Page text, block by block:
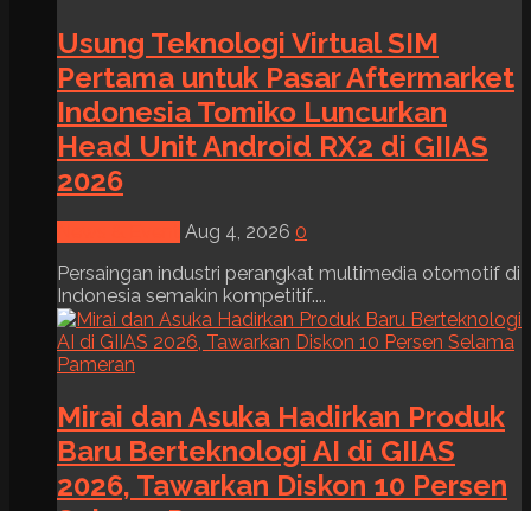
Usung Teknologi Virtual SIM
Pertama untuk Pasar Aftermarket
Indonesia Tomiko Luncurkan
Head Unit Android RX2 di GIIAS
2026
Aug 4, 2026 0
Persaingan industri perangkat multimedia otomotif di
Indonesia semakin kompetitif....
Mirai dan Asuka Hadirkan Produk
Baru Berteknologi AI di GIIAS
2026, Tawarkan Diskon 10 Persen